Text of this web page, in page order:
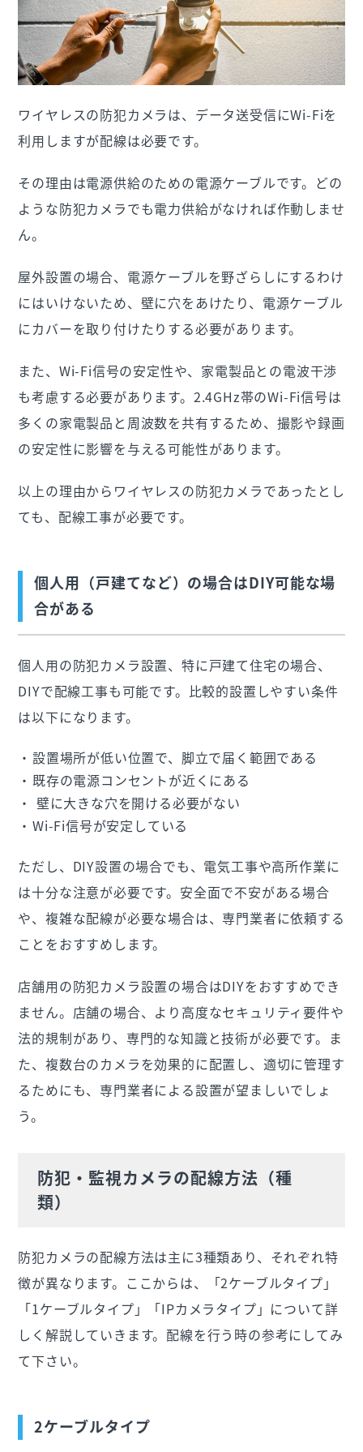
ワイヤレスの防犯カメラは、データ送受信にWi-Fiを
利用しますが配線は必要です。
その理由は電源供給のための電源ケーブルです。どの
ような防犯カメラでも電力供給がなければ作動しませ
ん。
屋外設置の場合、電源ケーブルを野ざらしにするわけ
にはいけないため、壁に穴をあけたり、電源ケーブル
にカバーを取り付けたりする必要があります。
また、Wi-Fi信号の安定性や、家電製品との電波干渉
も考慮する必要があります。2.4GHz帯のWi-Fi信号は
多くの家電製品と周波数を共有するため、撮影や録画
の安定性に影響を与える可能性があります。
以上の理由からワイヤレスの防犯カメラであったとし
ても、配線工事が必要です。
個人用（戸建てなど）の場合はDIY可能な場
合がある
個人用の防犯カメラ設置、特に戸建て住宅の場合、
DIYで配線工事も可能です。比較的設置しやすい条件
は以下になります。
設置場所が低い位置で、脚立で届く範囲である
既存の電源コンセントが近くにある
壁に大きな穴を開ける必要がない
Wi-Fi信号が安定している
ただし、DIY設置の場合でも、電気工事や高所作業に
は十分な注意が必要です。安全面で不安がある場合
や、複雑な配線が必要な場合は、専門業者に依頼する
ことをおすすめします。
店舗用の防犯カメラ設置の場合はDIYをおすすめでき
ません。店舗の場合、より高度なセキュリティ要件や
法的規制があり、専門的な知識と技術が必要です。ま
た、複数台のカメラを効果的に配置し、適切に管理す
るためにも、専門業者による設置が望ましいでしょ
う。
防犯・監視カメラの配線方法（種
類）
防犯カメラの配線方法は主に3種類あり、それぞれ特
徴が異なります。ここからは、「2ケーブルタイプ」
「1ケーブルタイプ」「IPカメラタイプ」について詳
しく解説していきます。配線を行う時の参考にしてみ
て下さい。
2ケーブルタイプ